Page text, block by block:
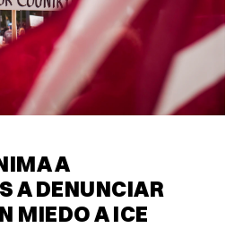
A
A DENUNCIAR
MIEDO A ICE